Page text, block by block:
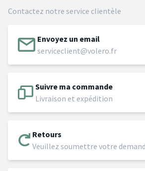
Contactez notre service clientèle
Envoyez un email
serviceclient@volero.fr
Suivre ma commande
Livraison et expédition
Retours
Veuillez soumettre votre